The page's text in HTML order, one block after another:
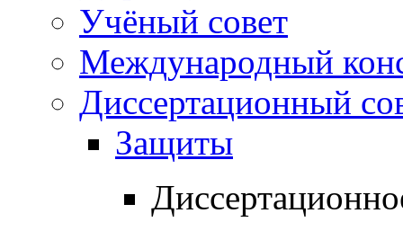
Учёный совет
Международный
Диссертационный
Защиты